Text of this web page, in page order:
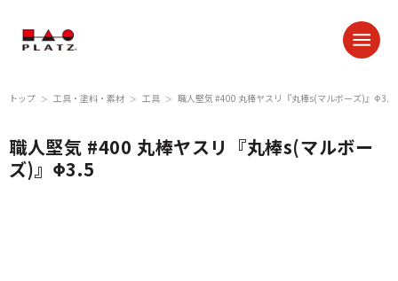
トップ ＞ 工具・塗料・素材 ＞ 工具 ＞ 職人堅気 #400 丸棒ヤスリ『丸棒s(マルボーズ)』Φ3.5
職人堅気 #400 丸棒ヤスリ『丸棒s(マルボー
ズ)』Φ3.5